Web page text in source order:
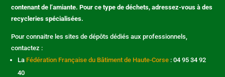
contenant de l’amiante. Pour ce type de déchets, adressez-vous à des
recycleries spécialisées.
Pour connaitre les sites de dépôts dédiés aux professionnels,
contactez :
La Fédération Française du Bâtiment de Haute-Corse : 04 95 34 92
40